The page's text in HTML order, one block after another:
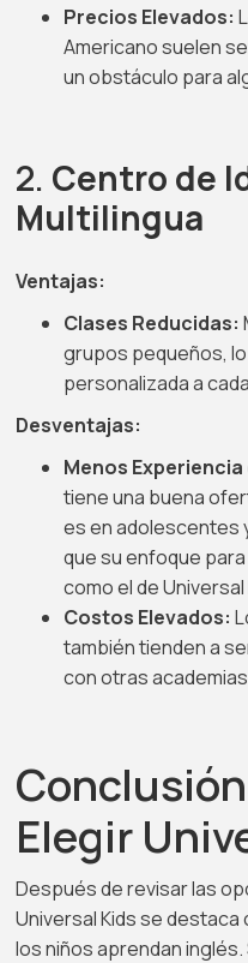
Precios Elevados:
Americano suelen
un obstáculo para
2. Centro de
Multilingua
Ventajas:
Clases Reducidas:
grupos pequeños,
personalizada a
Desventajas:
Menos
tiene una buena
es en adolescentes
que su enfoque
como el de Universal
Costos Elevados:
también tienden a
con otras
Elegir
Después de revisar las
Universal Kids se
los niños aprendan